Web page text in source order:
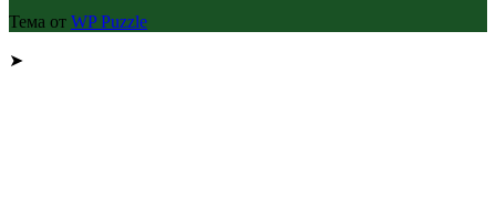
Тема от WP Puzzle
➤